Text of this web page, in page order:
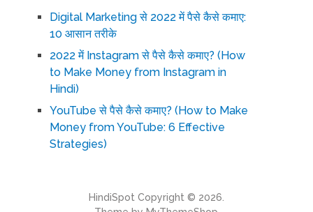
Digital Marketing से 2022 में पैसे कैसे कमाए:
10 आसान तरीके
2022 में Instagram से पैसे कैसे कमाए? (How
to Make Money from Instagram in
Hindi)
YouTube से पैसे कैसे कमाए? (How to Make
Money from YouTube: 6 Effective
Strategies)
HindiSpot Copyright © 2026.